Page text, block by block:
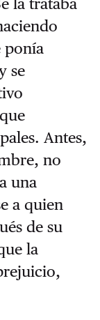
la trataba
ponía
se
Antes,
no
una
a quien
de su
la